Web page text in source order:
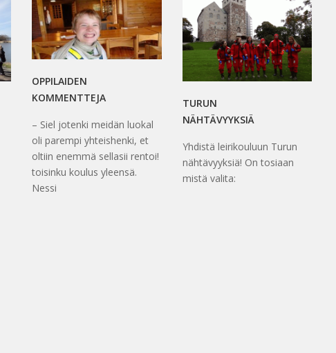
OPPILAIDEN
KOMMENTTEJA
– Siel jotenki meidän luokal
oli parempi yhteishenki, et
oltiin enemmä sellasii rentoi!
toisinku koulus yleensä.
Nessi
TURUN
NÄHTÄVYYKSIÄ
Yhdistä leirikouluun Turun
nähtävyyksiä! On tosiaan
mistä valita: